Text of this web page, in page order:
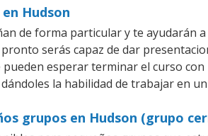
Hudson
de forma particular y te ayudarán
serás capaz de dar
esperar terminar el curso
la habilidad de trabajar en
grupos en Hudson (grupo